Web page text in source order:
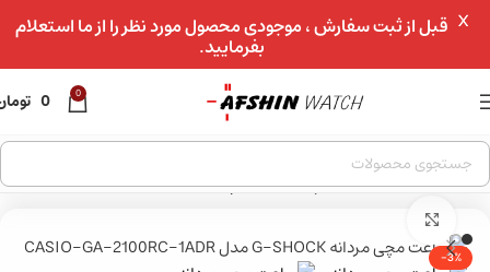
عبور به ناوبری
0
0
خانه»فروشگاه»ساعت مچی»ساعت مچی مردانه G-SHOCK مدل CASIO-GA-2100RC-1ADR
-3%
قبل از ثبت سفارش ، موجودی محصول مورد نظر را از ما استعلام
بفرمایید.
X